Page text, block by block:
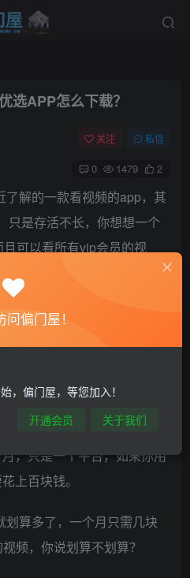
选APP怎么下载？
关注 私信
0 1479 2
了解的一款看视频的app，其
只是存活不长，你想想一个
可以看所有vip会员的视
那么，
vip会员，比如：腾讯、爱奇
，只是一个平台，如果你用
上百块钱。
划算多了，一个月只需几块
频，你说划算不划算？
偏门屋！
，偏门屋，等您加入！
开通会员
关于我们